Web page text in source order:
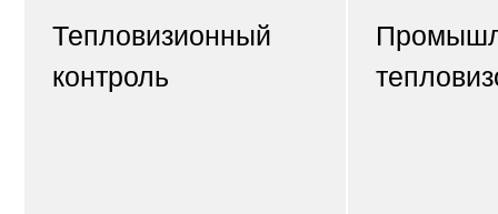
Тепловизионный
контроль